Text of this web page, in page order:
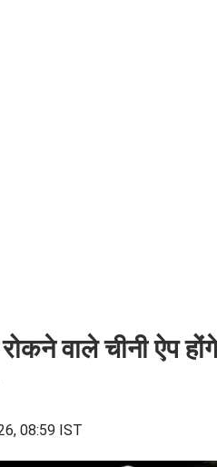
वाले चीनी ऐप
08:59 IST